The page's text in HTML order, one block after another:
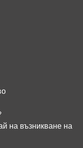
на възникване на